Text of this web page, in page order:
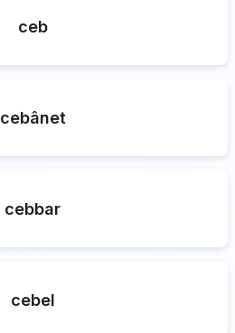
ceb
cebânet
cebbar
cebel